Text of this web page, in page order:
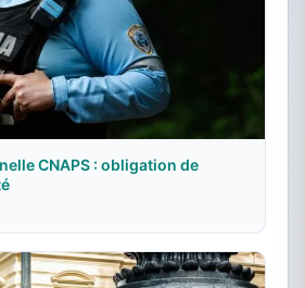
CNAPS : obligation de